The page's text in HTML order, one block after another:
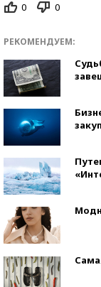
0 0
РЕКОМЕНДУЕМ: